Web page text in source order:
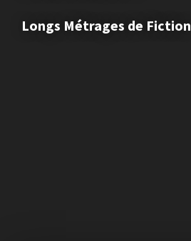
Longs Métrages de Fiction